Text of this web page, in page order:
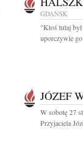
GDAŃSK
"Ktoś tutaj
uporczywie
JÓZEF
W sobotę 27
Przyjaciela